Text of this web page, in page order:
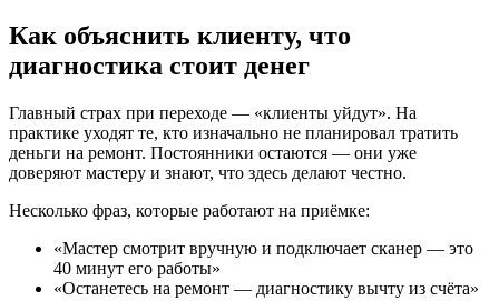
Как объяснить клиенту, что
диагностика стоит денег
Главный страх при переходе — «клиенты уйдут». На
практике уходят те, кто изначально не планировал тратить
деньги на ремонт. Постоянники остаются — они уже
доверяют мастеру и знают, что здесь делают честно.
Несколько фраз, которые работают на приёмке:
«Мастер смотрит вручную и подключает сканер — это
40 минут его работы»
«Останетесь на ремонт — диагностику вычту из счёта»